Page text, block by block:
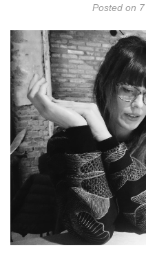
Posted on